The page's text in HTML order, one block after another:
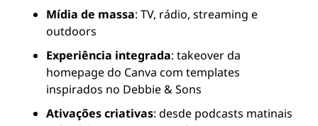
Mídia de massa: TV, rádio, streaming e
outdoors
Experiência integrada: takeover da
homepage do Canva com templates
inspirados no Debbie & Sons
Ativações criativas: desde podcasts matinais